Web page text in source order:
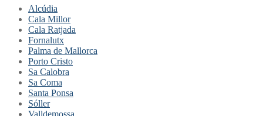
Alcúdia
Cala Millor
Cala Ratjada
Fornalutx
Palma de Mallorca
Porto Cristo
Sa Calobra
Sa Coma
Santa Ponsa
Sóller
Valldemossa